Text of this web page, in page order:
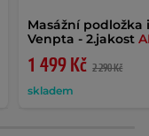
Masážní podložka
Venpta - 2.jakost
1 499 Kč 2 290 Kč
skladem